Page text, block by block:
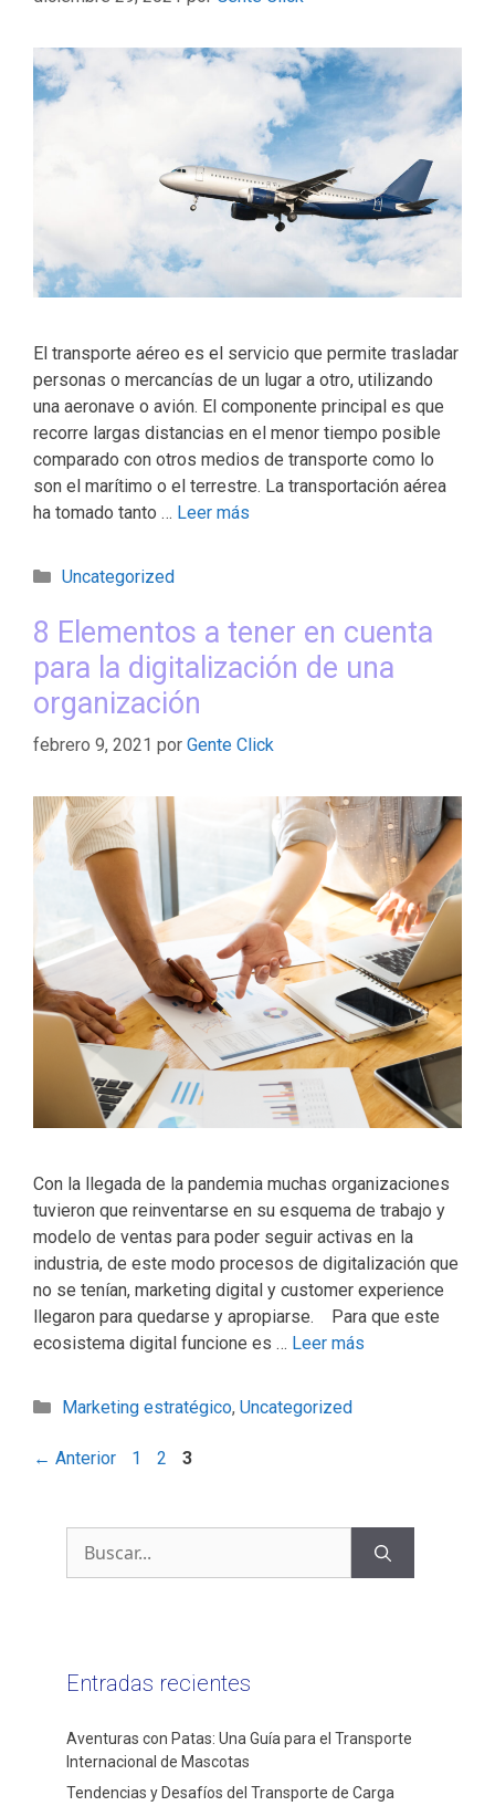
El transporte aéreo es el servicio que permite trasladar
personas o mercancías de un lugar a otro, utilizando
una aeronave o avión. El componente principal es que
recorre largas distancias en el menor tiempo posible
comparado con otros medios de transporte como lo
son el marítimo o el terrestre. La transportación aérea
ha tomado tanto … Leer más
Uncategorized
8 Elementos a tener en cuenta
para la digitalización de una
organización
febrero 9, 2021 por Gente Click
Con la llegada de la pandemia muchas organizaciones
tuvieron que reinventarse en su esquema de trabajo y
modelo de ventas para poder seguir activas en la
industria, de este modo procesos de digitalización que
no se tenían, marketing digital y customer experience
llegaron para quedarse y apropiarse. Para que este
ecosistema digital funcione es … Leer más
Marketing estratégico, Uncategorized
← Anterior 1 2 3
Entradas recientes
Aventuras con Patas: Una Guía para el Transporte
Internacional de Mascotas
Tendencias y Desafíos del Transporte de Carga